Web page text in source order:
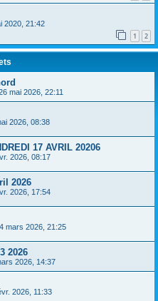
2020, 21:42
1 2
mai 2026, 22:11
2026, 08:38
17 AVRIL 20206
2026, 08:17
2026
2026, 17:54
mars 2026, 21:25
2026
2026, 14:37
2026, 11:33